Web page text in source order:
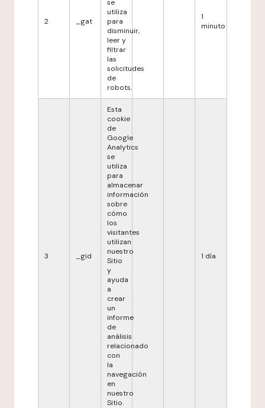
2 _gat
se
utiliza
para
disminuir,
leer y
filtrar
las
solicitudes
de
robots.
1
minuto
3 _gid
Esta
cookie
de
Google
Analytics
se
utiliza
para
almacenar
información
sobre
cómo
los
visitantes
utilizan
nuestro
Sitio
y
ayuda
a
crear
un
informe
de
análisis
relacionado
con
la
navegación
en
nuestro
Sitio.
1 día